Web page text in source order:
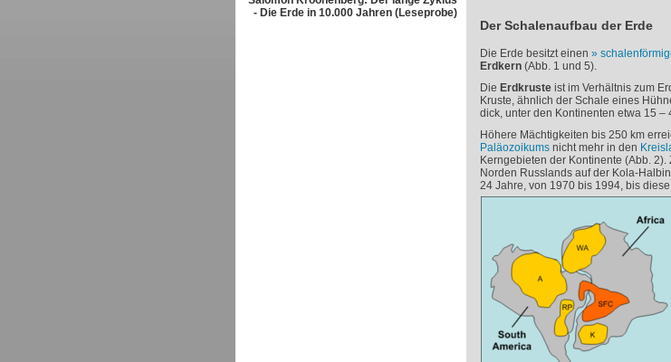
- Die Erde in 10.000 Jahren (Leseprobe)
Der Schalenaufbau der Erde
Die Erde besitzt einen
Erdkern (Abb. 1 und 5).
Die Erdkrusteist im Verhältnis zum
Kruste, ähnlich der Schale eines
dick, unter den Kontinenten etwa 15 –
Höhere Mächtigkeiten bis 250 km
Paläozoikumsnicht mehr in den
Kerngebieten der Kontinente (Abb. 2).
Norden Russlands auf der Kola-
24 Jahre, von 1970 bis 1994, bis